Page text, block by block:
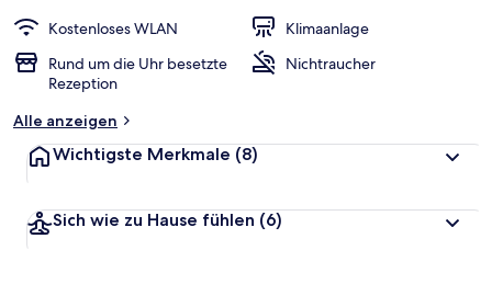
Kostenloses WLAN
Klimaanlage
Rund um die Uhr besetzte
Rezeption
Nichtraucher
Alle anzeigen
Wichtigste Merkmale (8)
Sich wie zu Hause fühlen (6)